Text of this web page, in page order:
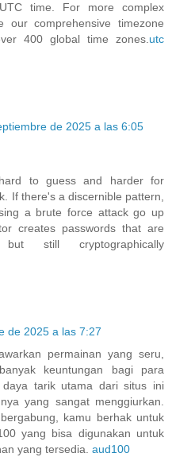
time. For more complex
our comprehensive timezone
400 global time zones.utc
de 2025 a las 6:05
to guess and harder for
If there's a discernible pattern,
a brute force attack go up
creates passwords that are
still cryptographically
de 2025 a las 7:27
permainan yang seru,
keuntungan bagi para
daya tarik utama dari situs ini
yang sangat menggiurkan.
kamu berhak untuk
yang bisa digunakan untuk
yang tersedia. aud100